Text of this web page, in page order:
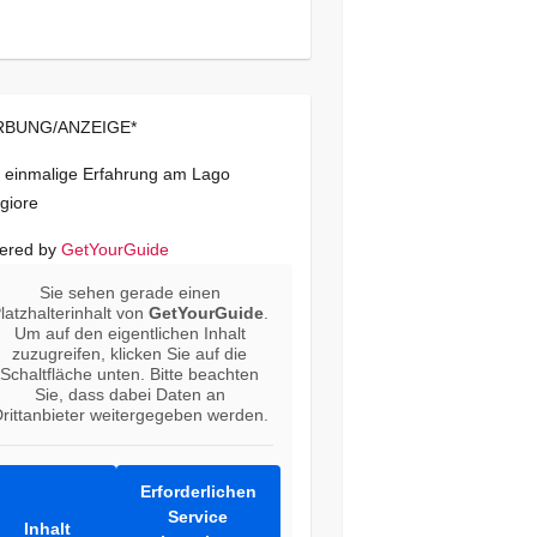
ANZEIGE*
einmalige Erfahrung am Lago
by GetYourGuide
Sie sehen gerade einen
vonGetYourGuide
Um auf den eigentlichen Inhalt
zuzugreifen, klicken Sie auf die
Schaltfläche unten. Bitte beachten
Sie, dass dabei Daten an
weitergegeben werden.
Inhalt
Erforderlichen
Service